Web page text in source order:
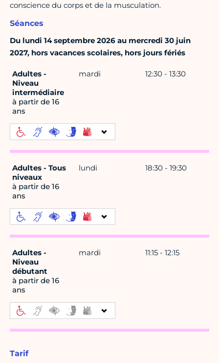
conscience du corps et de la musculation.
Séances
Du lundi 14 septembre 2026 au mercredi 30 juin
2027, hors vacances scolaires, hors jours fériés
Adultes -
Niveau
intermédiaire
à partir de 16
ans
mardi 12:30 - 13:30
Adultes - Tous
niveaux
à partir de 16
ans
lundi 18:30 - 19:30
Adultes -
Niveau
débutant
à partir de 16
ans
mardi 11:15 - 12:15
Tarif